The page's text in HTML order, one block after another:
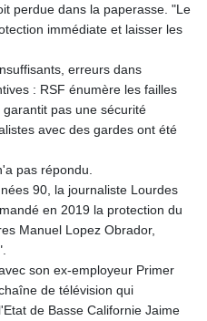
perdue dans la paperasse. "Le
immédiate et laisser les
erreurs dans
: RSF énumère les failles
pas une sécurité
avec des gardes ont été
pas répondu.
90, la journaliste Lourdes
en 2019 la protection du
Manuel Lopez Obrador,
son ex-employeur Primer
de télévision qui
de Basse Californie Jaime